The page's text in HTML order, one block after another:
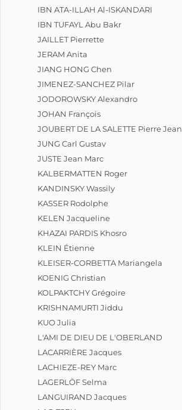
IBN ATA-ILLAH Al-ISKANDARI
IBN TUFAYL Abu Bakr
JAILLET Pierrette
JERAM Anita
JIANG HONG Chen
JIMENEZ-SANCHEZ Pilar
JODOROWSKY Alexandro
JOHAN François
JOUBERT DE LA SALETTE Pierre Jean
JUNG Carl Gustav
JUSTE Jean Marc
KALBERMATTEN Roger
KANDINSKY Wassily
KASSER Rodolphe
KELEN Jacqueline
KHAZAI PARDIS Khosro
KLEIN Étienne
KLEISER-CORBETTA Mariangela
KOENIG Christian
KOLPAKTCHY Grégoire
KRISHNAMURTI Jiddu
KUO Julia
L'AMI DE DIEU DE L'OBERLAND
LACARRIÈRE Jacques
LACHIEZE-REY Marc
LAGERLÖF Selma
LANGUIRAND Jacques